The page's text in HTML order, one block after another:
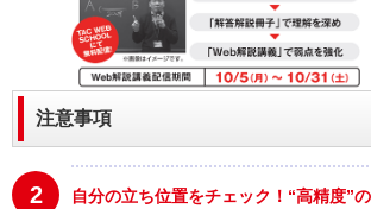
注意事項
2 自分の立ち位置をチェック！“高精度”